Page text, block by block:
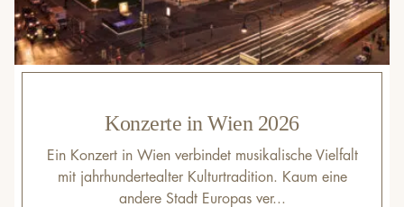
Konzerte in Wien 2026
Ein Konzert in Wien verbindet musikalische Vielfalt
mit jahrhundertealter Kulturtradition. Kaum eine
andere Stadt Europas ver...